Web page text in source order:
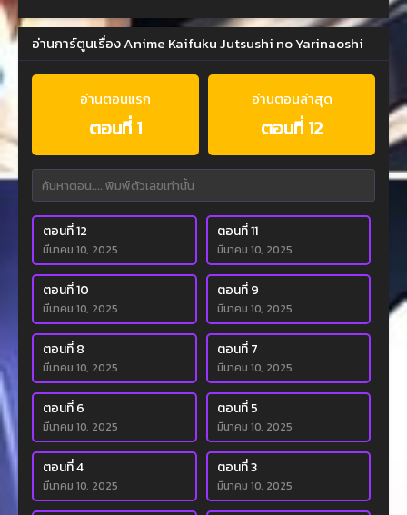
อ่านการ์ตูนเรื่อง Anime Kaifuku Jutsushi no Yarinaoshi
อ่านตอนแรก
ตอนที่ 1
อ่านตอนล่าสุด
ตอนที่ 12
ตอนที่ 12
มีนาคม 10, 2025
ตอนที่ 11
มีนาคม 10, 2025
ตอนที่ 10
มีนาคม 10, 2025
ตอนที่ 9
มีนาคม 10, 2025
ตอนที่ 8
มีนาคม 10, 2025
ตอนที่ 7
มีนาคม 10, 2025
ตอนที่ 6
มีนาคม 10, 2025
ตอนที่ 5
มีนาคม 10, 2025
ตอนที่ 4
มีนาคม 10, 2025
ตอนที่ 3
มีนาคม 10, 2025